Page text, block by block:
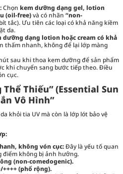
Chọn kem dưỡng dạng gel, lotion
(oil-free)và có nhãn “non-
tắc). Ưu tiên các loại có khả năng kiềm
da.
dưỡng dạng lotion hoặc cream có khả
thấm nhanh, không để lại lớp màng
sau khi thoa kem dưỡng để sản phẩm
khi chuyển sang bước tiếp theo. Điều
cục.
Thiếu” (Essential Sun
Vô Hình”
khỏi tia UV mà còn là lớp lót bảo vệ
không vón cục:Đây là yếu tố quan
không bị ảnh hưởng.
(non-comedogenic).
++++ (phổ rộng).